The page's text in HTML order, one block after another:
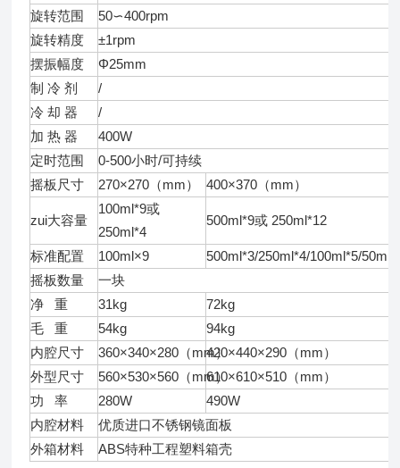
旋转范围
50∽400rpm
旋转精度
±1rpm
摆振幅度
Φ25mm
制 冷 剂
/
冷 却 器
/
加 热 器
400W
定时范围
0-500小时/可持续
摇板尺寸
270×270（mm） 400×370（mm）
zui大容量
100ml*9或
250ml*4
500ml*9或 250ml*12
标准配置 100ml×9
500ml*3/250ml*4/100ml*5/
摇板数量
一块
净 重
31kg
72kg
毛 重
54kg
94kg
内腔尺寸
360×340×280（mm）420×440×290（mm）
外型尺寸
560×530×560（mm）610×610×510（mm）
功 率
280W
490W
内腔材料
优质进口不锈钢镜面板
外箱材料
ABS特种工程塑料箱壳